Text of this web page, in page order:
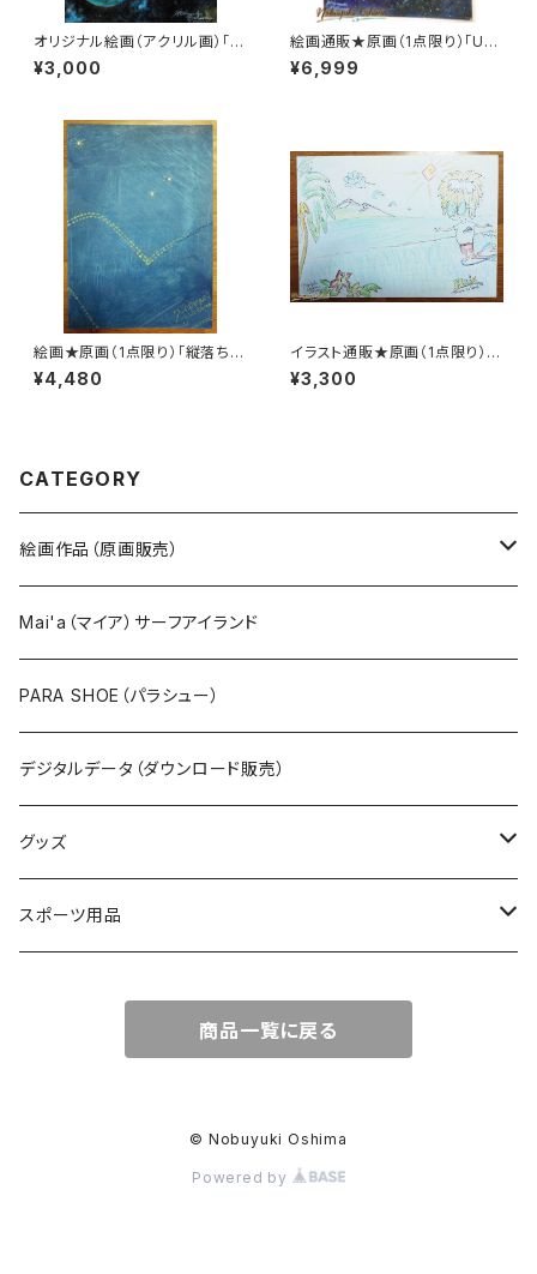
オリジナル絵画（アクリル画）「E
arth（2020）」デジタルデータ
【イラスト素材／宇宙・星・星雲・
¥3,000
絵画通販★原画（1点限り）「Uni
vers」（アクリル水彩画 2022年
5月11日製作）【宇宙・銀河・夜
¥6,999
絵画★原画（1点限り）「縦落ちの
デニム」（アクリル水彩画 2021
年10月29日製作）【リーバイス・
¥4,480
イラスト通販★原画（1点限り）
『大いなる何かに・・。♡』by Ma
i'a Surf Island（マイア サーフ
¥3,300
CATEGORY
絵画作品（原画販売）
宇宙、銀河（Space,Universe,Cosmos）
自然（Nature）
海（Sea,Ocean,Bearch）、波（Wave）
サンセット（Sunset）
サーフィン（Surfing,Surf）
精神世界・スピリチュアル（spiritual）
Mai'a（マイア）サーフアイランド
PARA SHOE（パラシュー）
デジタルデータ（ダウンロード販売）
グッズ
Tシャツ
スポーツ用品
スケボー（スケートボード）
商品一覧に戻る
© Nobuyuki Oshima
Powered by